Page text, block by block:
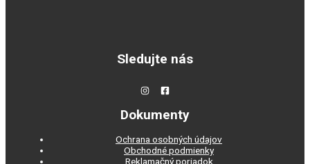
Sledujte nás
Dokumenty
Ochrana osobných údajov
Obchodné podmienky
Reklamačný poriadok